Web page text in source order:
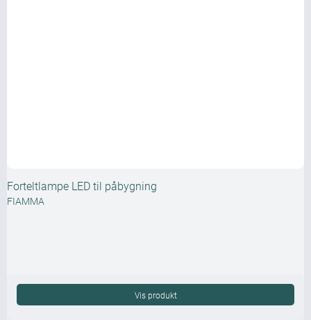
Forteltlampe LED til påbygning
FIAMMA
Vis produkt